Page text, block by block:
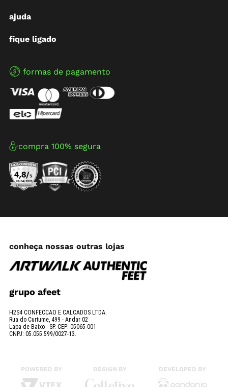
ajuda
fique ligado
formas de pagamento
compra 100% segura
conheça nossas outras lojas
grupo afeet
H2S4 CONFECCAO E CALCADOS LTDA.
Rua do Curtume, 499 - Andar 02
Lapa de Baixo - SP. CEP: 05065-001
CNPJ: 05.055.599/0027-13.
POWERED BY DESIGN BY DEVELOPED BY